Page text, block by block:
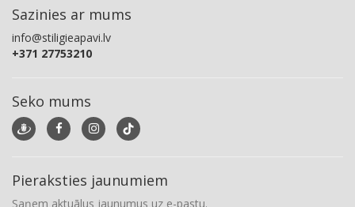
Sazinies ar mums
info@stiligieapavi.lv
+371 27753210
Seko mums
Pieraksties jaunumiem
Saņem aktuālus jaunumus uz e-pastu.